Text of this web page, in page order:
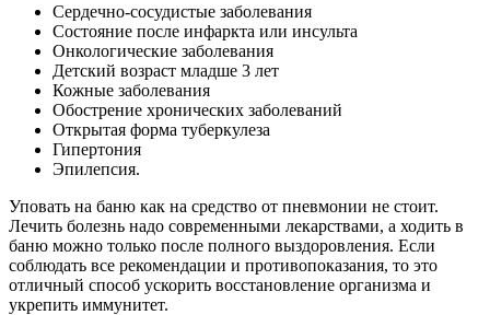
Сердечно-сосудистые заболевания
Состояние после инфаркта или инсульта
Онкологические заболевания
Детский возраст младше 3 лет
Кожные заболевания
Обострение хронических заболеваний
Открытая форма туберкулеза
Гипертония
Эпилепсия.
Уповать на баню как на средство от пневмонии не стоит.
Лечить болезнь надо современными лекарствами, а ходить в
баню можно только после полного выздоровления. Если
соблюдать все рекомендации и противопоказания, то это
отличный способ ускорить восстановление организма и
укрепить иммунитет.